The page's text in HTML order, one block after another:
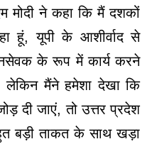
मोदी ने कहा कि मैं दशकों
हूं, यूपी के आशीर्वाद से
के रूप में कार्य करने
लेकिन मैंने हमेशा देखा कि
दी जाएं, तो उत्तर प्रदेश
बड़ी ताकत के साथ खड़ा